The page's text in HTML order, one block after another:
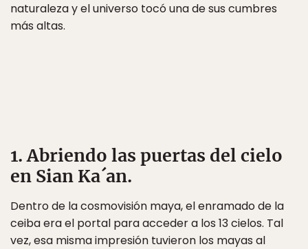
naturaleza y el universo tocó una de sus cumbres
más altas.
1. Abriendo las puertas del cielo
en Sian Ka´an.
Dentro de la cosmovisión maya, el enramado de la
ceiba era el portal para acceder a los 13 cielos. Tal
vez, esa misma impresión tuvieron los mayas al